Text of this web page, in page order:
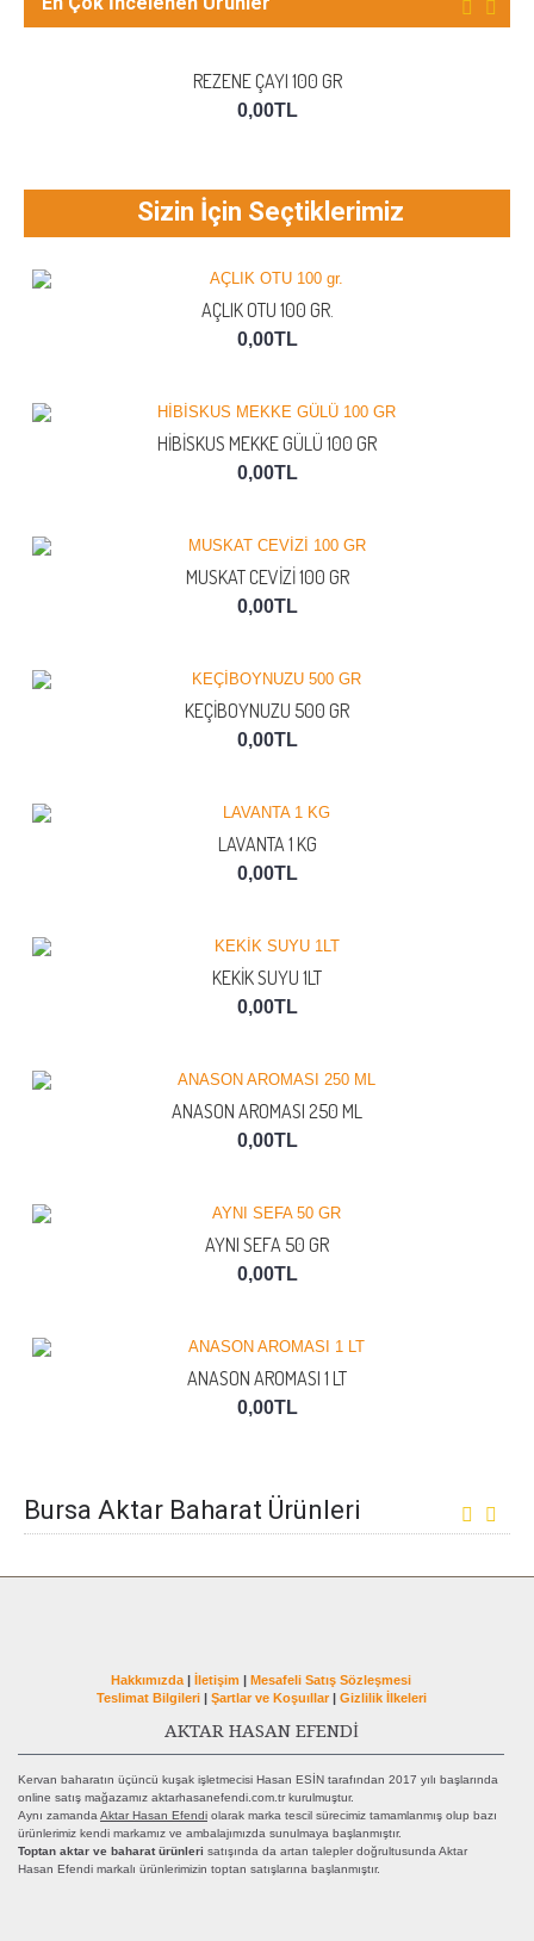
REZENE ÇAYI 100 GR
0,00TL
Sizin İçin Seçtiklerimiz
AÇLIK OTU 100 GR.
0,00TL
HİBİSKUS MEKKE GÜLÜ 100 GR
0,00TL
MUSKAT CEVİZİ 100 GR
0,00TL
KEÇİBOYNUZU 500 GR
0,00TL
LAVANTA 1 KG
0,00TL
KEKİK SUYU 1LT
0,00TL
ANASON AROMASI 250 ML
0,00TL
AYNI SEFA 50 GR
0,00TL
ANASON AROMASI 1 LT
0,00TL
Bursa Aktar Baharat Ürünleri
Hakkımızda | İletişim | Mesafeli Satış Sözleşmesi
Teslimat Bilgileri| Şartlar ve Koşuıllar| Gizlilik İlkeleri
AKTAR HASAN EFENDİ
Kervan baharatın üçüncü kuşak işletmecisi Hasan ESİN tarafından 2017 yılı başlarında
online satış mağazamız aktarhasanefendi.com.tr kurulmuştur.
Aynı zamanda Aktar Hasan Efendi olarak marka tescil sürecimiz tamamlanmış olup bazı
ürünlerimiz kendi markamız ve ambalajımızda sunulmaya başlanmıştır.
Toptan aktar ve baharat ürünleri satışında da artan talepler doğrultusunda Aktar
Hasan Efendi markalı ürünlerimizin toptan satışlarına başlanmıştır.